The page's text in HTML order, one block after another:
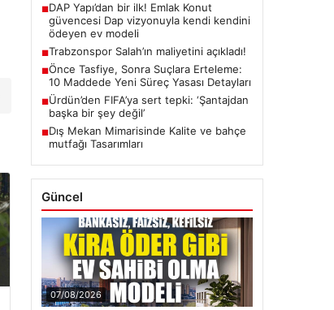
■DAP Yapı’dan bir ilk! Emlak Konut
güvencesi Dap vizyonuyla kendi kendini
ödeyen ev modeli
■Trabzonspor Salah’ın maliyetini açıkladı!
■Önce Tasfiye, Sonra Suçlara Erteleme:
10 Maddede Yeni Süreç Yasası Detayları
■Ürdün’den FIFA’ya sert tepki: ‘Şantajdan
başka bir şey değil’
■Dış Mekan Mimarisinde Kalite ve bahçe
mutfağı Tasarımları
Güncel
07/08/2026